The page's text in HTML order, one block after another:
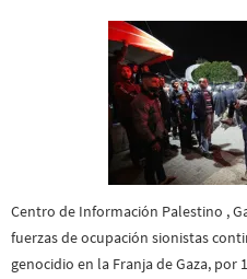
Centro de Información Palestino ,
fuerzas de ocupación sionistas
genocidio en la Franja de Gaza, por